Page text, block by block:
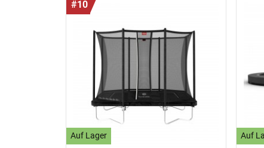
#10
Auf Lager Auf